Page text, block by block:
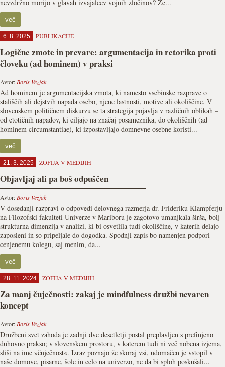
nevzdržno morijo v glavah izvajalcev vojnih zločinov? Že...
več
6. 8. 2025 PUBLIKACIJE
Logične zmote in prevare: argumentacija in retorika proti
človeku (ad hominem) v praksi
Avtor: Boris Vezjak
Ad hominem je argumentacijska zmota, ki namesto vsebinske razprave o
stališčih ali dejstvih napada osebo, njene lastnosti, motive ali okoliščine. V
slovenskem političnem diskurzu se ta strategija pojavlja v različnih oblikah –
od etotičnih napadov, ki ciljajo na značaj posameznika, do okoliščnih (ad
hominem circumstantiae), ki izpostavljajo domnevne osebne koristi...
več
21. 3. 2025 ZOFIJA V MEDIJIH
Objavljaj ali pa boš odpuščen
Avtor: Boris Vezjak
V dosedanji razpravi o odpovedi delovnega razmerja dr. Frideriku Klampferju
na Filozofski fakulteti Univerze v Mariboru je zagotovo umanjkala širša, bolj
strukturna dimenzija v analizi, ki bi osvetlila tudi okoliščine, v katerih delajo
zaposleni in so pripeljale do dogodka. Spodnji zapis bo namenjen podpori
cenjenemu kolegu, saj menim, da...
več
28. 11. 2024 ZOFIJA V MEDIJIH
Za manj čuječnosti: zakaj je mindfulness družbi nevaren
koncept
Avtor: Boris Vezjak
Družbeni svet zahoda je zadnji dve desetletji postal preplavljen s prefinjeno
duhovno prakso; v slovenskem prostoru, v katerem tudi ni več nobena izjema,
sliši na ime »čuječnost«. Izraz poznajo že skoraj vsi, udomačen je vstopil v
naše domove, pisarne, šole in celo na univerzo, ne da bi sploh poskušali...